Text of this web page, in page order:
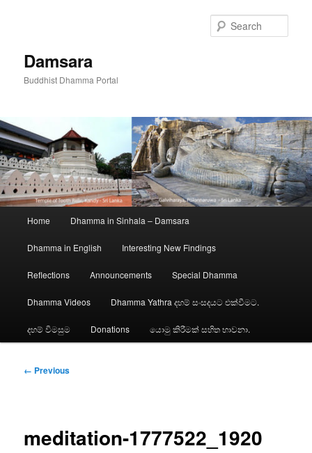
Damsara
Buddhist Dhamma Portal
Home Dhamma in Sinhala – Damsara
Dhamma in English Interesting New Findings
Reflections Announcements Special Dhamma
Dhamma Videos Dhamma Yathra දහම් සංසදයට එක්වීමට.
දහම් විමසුම Donations යොමු කිරීමක් සහිත භාවනා.
Image
← Previous
meditation-1777522_1920